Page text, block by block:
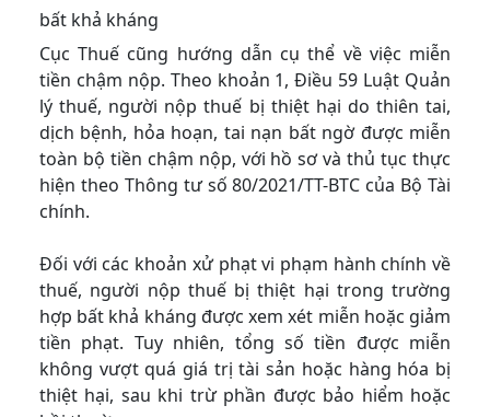
bất khả kháng
Cục Thuế cũng hướng dẫn cụ thể về việc miễn
tiền chậm nộp. Theo khoản 1, Điều 59 Luật Quản
lý thuế, người nộp thuế bị thiệt hại do thiên tai,
dịch bệnh, hỏa hoạn, tai nạn bất ngờ được miễn
toàn bộ tiền chậm nộp, với hồ sơ và thủ tục thực
hiện theo Thông tư số 80/2021/TT-BTC của Bộ Tài
chính.
Đối với các khoản xử phạt vi phạm hành chính về
thuế, người nộp thuế bị thiệt hại trong trường
hợp bất khả kháng được xem xét miễn hoặc giảm
tiền phạt. Tuy nhiên, tổng số tiền được miễn
không vượt quá giá trị tài sản hoặc hàng hóa bị
thiệt hại, sau khi trừ phần được bảo hiểm hoặc